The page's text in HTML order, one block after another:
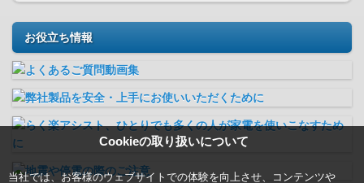
Cookieの取り扱いについて
当社では、お客様のウェブサイトでの体験を向上させ、コンテンツや
お役立ち情報